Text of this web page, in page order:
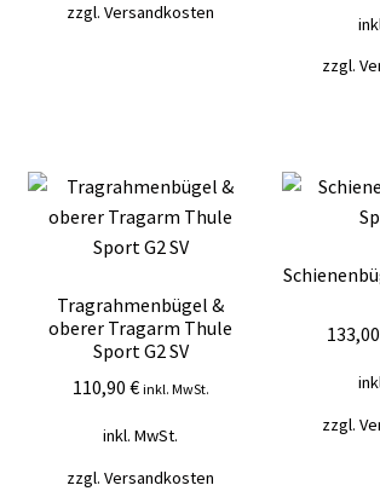
zzgl.Versandkosten
zzgl.
Tragrahmenbügel &
oberer Tragarm Thule
Sport G2 SV
110,90 € inkl. MwSt.
inkl. MwSt.
zzgl.Versandkosten
zzgl.